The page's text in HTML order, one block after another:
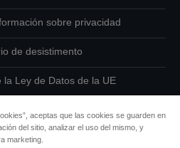
sobre privacidad
de desistimento
la Ley de Datos de la UE
en relación con tus datos
sobre cookies
aceptas que las cookies se guarden en
del sitio, analizar el uso del mismo, y
marketing.